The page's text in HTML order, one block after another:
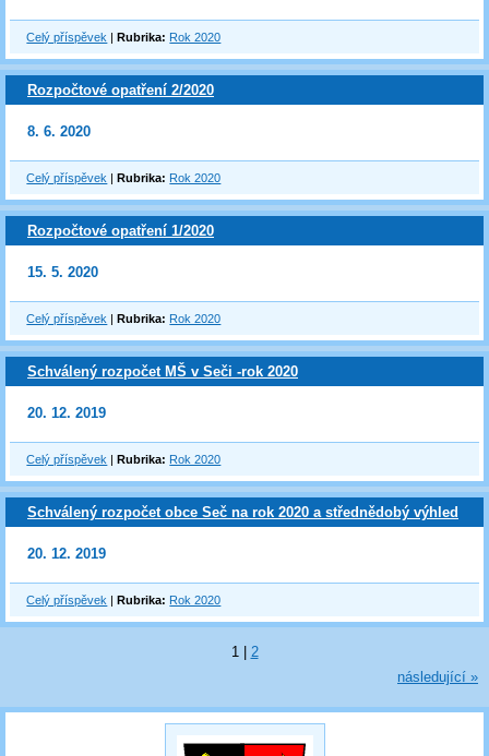
Celý příspěvek |Rubrika: Rok 2020
Rozpočtové opatření 2/2020
8. 6. 2020
Celý příspěvek |Rubrika: Rok 2020
Rozpočtové opatření 1/2020
15. 5. 2020
Celý příspěvek |Rubrika: Rok 2020
Schválený rozpočet MŠ v Seči -rok 2020
20. 12. 2019
Celý příspěvek |Rubrika: Rok 2020
Schválený rozpočet obce Seč na rok 2020 a střednědobý výhled
20. 12. 2019
Celý příspěvek |Rubrika: Rok 2020
1
2
následující »